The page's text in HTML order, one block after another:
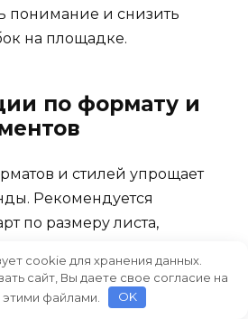
понимание и снизить
на площадке.
по формату и
и стилей упрощает
Рекомендуется
по размеру листа,
узлов и элементам.
имели четкую
можно было отследить,
cookie для хранения данных.
сайт, Вы даете свое согласие на
этими файлами.
OK